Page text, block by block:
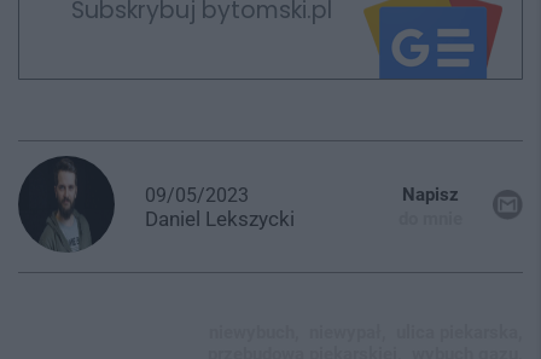
Subskrybuj bytomski.pl
09/05/2023
Daniel Lekszycki
Napisz